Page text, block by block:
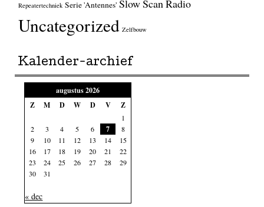
Repeatertechniek Serie 'Antennes' Slow Scan Radio
Uncategorized Zelfbouw
Kalender-archief
augustus 2026
Z
M D W D V Z
1
2
3 4 5 6 7
8
9
10 11 12 13 14
15
16
17 18 19 20 21
22
23
24 25 26 27 28
29
30
31
« dec